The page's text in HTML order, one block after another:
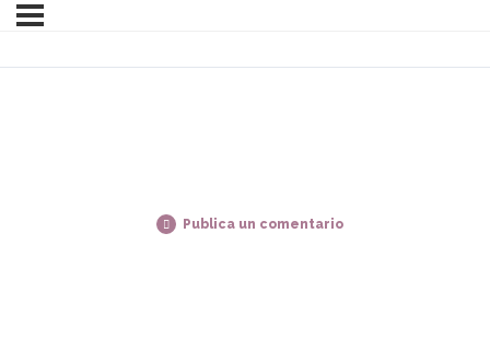
Publica un comentario